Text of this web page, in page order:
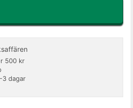
500 kr
3 dagar